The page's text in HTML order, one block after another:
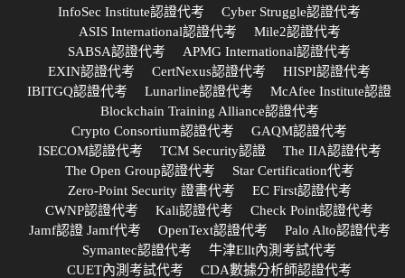
InfoSec Institute認證代考
Cyber Struggle認證代考
ASIS International認證代考
Mile2認證代考
SABSA認證代考
APMG International認證代考
EXIN認證代考
CertNexus認證代考
HISPI認證代考
IBITGQ認證代考
Lunarline認證代考
McAfee Institute認證
Blockchain Training Alliance認證代考
Crypto Consortium認證代考
GAQM認證代考
ISECOM認證代考
TCM Security認證
The IIA認證代考
The Open Group認證代考
Star Certification代考
Zero-Point Security 證書代考
EC First認證代考
CWNP認證代考
Kali認證代考
Check Point認證代考
Jamf認證 Jamf代考
OpenText認證代考
Palo Alto認證代考
Symantec認證代考
牛津Ellt內測考試代考
CUET內測考試代考
CDA數據分析師認證代考